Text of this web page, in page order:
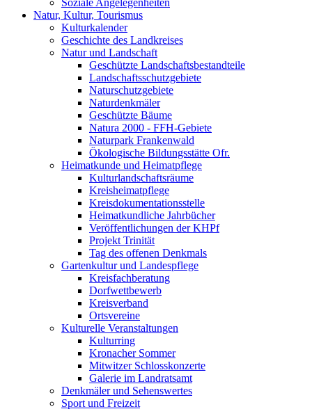
Soziale Angelegenheiten
Natur, Kultur, Tourismus
Kulturkalender
Geschichte des Landkreises
Natur und Landschaft
Geschützte Landschaftsbestandteile
Landschaftsschutzgebiete
Naturschutzgebiete
Naturdenkmäler
Geschützte Bäume
Natura 2000 - FFH-Gebiete
Naturpark Frankenwald
Ökologische Bildungsstätte Ofr.
Heimatkunde und Heimatpflege
Kulturlandschaftsräume
Kreisheimatpflege
Kreisdokumentationsstelle
Heimatkundliche Jahrbücher
Veröffentlichungen der KHPf
Projekt Trinität
Tag des offenen Denkmals
Gartenkultur und Landespflege
Kreisfachberatung
Dorfwettbewerb
Kreisverband
Ortsvereine
Kulturelle Veranstaltungen
Kulturring
Kronacher Sommer
Mitwitzer Schlosskonzerte
Galerie im Landratsamt
Denkmäler und Sehenswertes
Sport und Freizeit